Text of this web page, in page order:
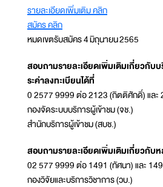
รายละเอียดเพิ่มเติม คลิก
สมัคร คลิก
หมดเขตรับสมัคร 4 มิถุนายน 2565
สอบถามรายละเอียดเพิ่มเติมเกี่ยวกับ
ระค่าลงทะเบียนได้ที่
0 2577 9999 ต่อ 2123 (กิตติศักดิ์) และ
กองจัดระบบบริการผู้เข้าชม (จช.)
สํานักบริการผู้เข้าชม (สบช.)
สอบถามรายละเอียดเพิ่มเติมเกี่ยวกับ
02 577 9999 ต่อ 1491 (ทัศนา) และ
กองวิจัยและบริการวิชาการ (วบ.)